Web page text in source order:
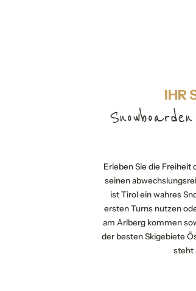
IHR
Erleben Sie die Freiheit
seinen
ist Tirol ein wahres
ersten Turns nutzen
am Arlberg kommen
der besten Skigebiete
steht